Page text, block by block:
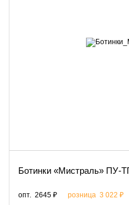
Ботинки «Мистраль»
опт. 2645 ₽ розница 3 022 ₽